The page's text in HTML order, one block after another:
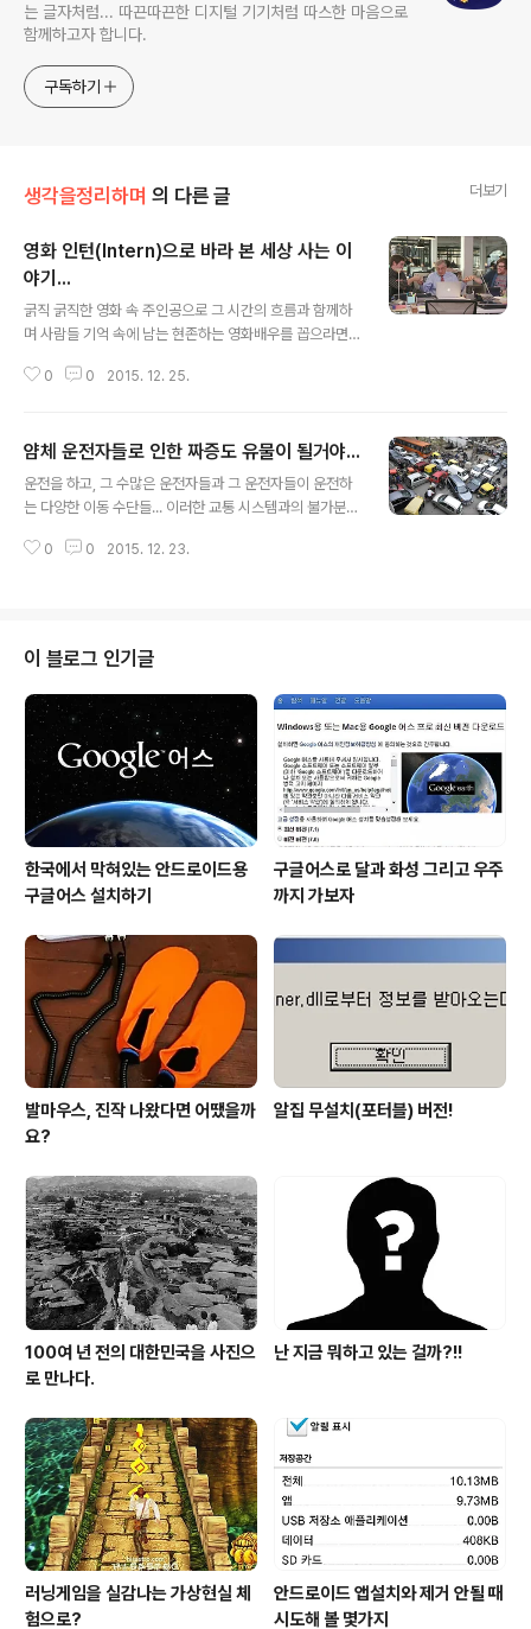
는 글자처럼... 따끈따끈한 디지털 기기처럼 따스한 마음으로
함께하고자 합니다.
구독하기
생각을정리하며 의 다른 글 더보기
영화 인턴(Intern)으로 바라 본 세상 사는 이
야기...
굵직 굵직한 영화 속 주인공으로 그 시간의 흐름과 함께하
며 사람들 기억 속에 남는 현존하는 영화배우를 꼽으라면
최근 연기해 화제를 모았던 영화 인턴(Intern).. 멋있다는
많은 분들이 재밌게 봤다고 들었지만 솔직히 저는 그정도
까지는 아니었습니다. 다만... 제 성격 탓인지 현시대를 조
명하는 측면으로 보여지더군요. 그것도 우리 현실과는 다
생활을 은퇴한 노년 남성이 젊은 여성 CEO를 보좌하는 노
0 0 2015. 12. 25.
얌체 운전자들로 인한 짜증도 유물이 될거야...
운전을 하고, 그 수많은 운전자들과 그 운전자들이 운전하
는 다양한 이동 수단들... 이러한 교통 시스템과의 불가분의
시대적 산물이라 할 수 있습니다. 이미지 출처: easterno
서 그렇게 될 것이라고 생각합니다. 제가 그렇게 생각하는
것이지만, 그보다 시대를 조망하는 석학들과 흐름에 앞선
이들의 시각이 그렇기도 합니다. 이미지 출처: www.etsi.
org 이유는 아시다시피 인공지능에 의한 무인자동차의 출
현과 보편화를 예상하기 때문입니다. 인공지능.. 최근들어
자주 주제..
0 0 2015. 12. 23.
이 블로그 인기글
한국에서 막혀있는 안드로이드용
구글어스 설치하기
구글어스로 달과 화성 그리고 우주
까지 가보자
발마우스, 진작 나왔다면 어땠을까
요?
알집 무설치(포터블) 버전!
100여 년 전의 대한민국을 사진으
로 만나다.
난 지금 뭐하고 있는 걸까?!!
러닝게임을 실감나는 가상현실 체
험으로?
안드로이드 앱설치와 제거 안될 때
시도해 볼 몇가지